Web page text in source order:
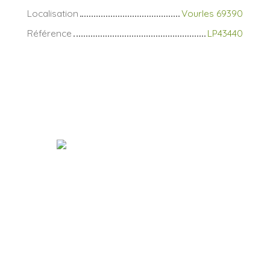
Localisation
Vourles 69390
Référence
LP43440